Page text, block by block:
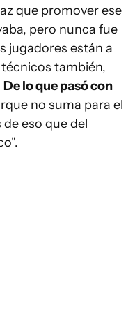
que promover ese
pero nunca fue
jugadores están a
también,
De lo que pasó con
no suma para el
eso que del